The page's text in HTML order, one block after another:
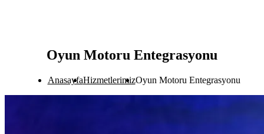
Oyun Motoru Entegrasyonu
AnasayfaHizmetlerimizOyun Motoru Entegrasyonu